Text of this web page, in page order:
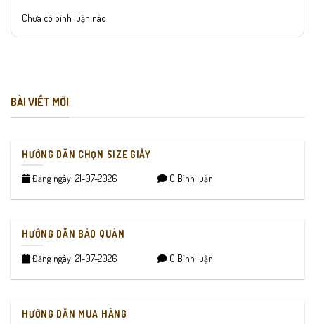
Chưa có bình luận nào
BÀI VIẾT MỚI
HƯỚNG DẪN CHỌN SIZE GIÀY
Đăng ngày: 21-07-2026 0 Bình luận
HƯỚNG DẪN BẢO QUẢN
Đăng ngày: 21-07-2026 0 Bình luận
HƯỚNG DẪN MUA HÀNG